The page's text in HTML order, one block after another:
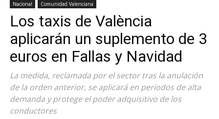
Nacional Comunidad Valenciana
Los taxis de València
aplicarán un suplemento de 3
euros en Fallas y Navidad
La medida, reclamada por el sector tras la anulación
de la orden anterior, se aplicará en periodos de alta
demanda y protege el poder adquisitivo de los
conductores